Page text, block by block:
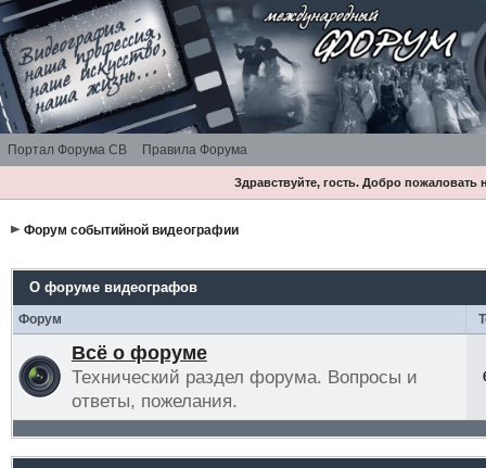
Портал Форума СВ Правила Форума
Здравствуйте, гость. Добро
Форум событийной видеографии
О форуме видеографов
Форум
Всё о форуме
Технический раздел форума. Вопросы и
ответы, пожелания.